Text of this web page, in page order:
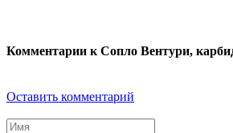
Комментарии к Сопло Вентури,
Оставить комментарий